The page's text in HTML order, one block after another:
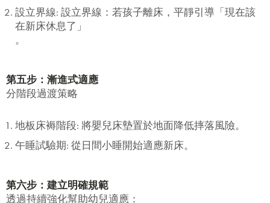
設立界線: 設立界線：若孩子離床，平靜引導「現在該
在新床休息了」
。
第五步：漸進式適應
分階段過渡策略
地板床褥階段: 將嬰兒床墊置於地面降低摔落風險。
午睡試驗期: 從日間小睡開始適應新床。
第六步：建立明確規範
透過持續強化幫助幼兒適應：